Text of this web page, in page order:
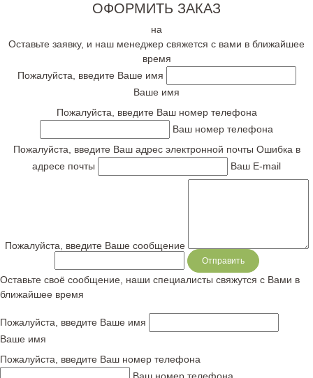
ОФОРМИТЬ ЗАКАЗ
на
Оставьте заявку, и наш менеджер свяжется с вами в ближайшее
время
Пожалуйста, введите Ваше имя
Ваше имя
Пожалуйста, введите Ваш номер телефона
Ваш номер телефона
Пожалуйста, введите Ваш адрес электронной почты Ошибка в
адресе почты
Ваш E-mail
Пожалуйста, введите Ваше сообщение
Оставьте своё сообщение, наши специалисты свяжутся с Вами в
ближайшее время
Пожалуйста, введите Ваше имя
Ваше имя
Пожалуйста, введите Ваш номер телефона